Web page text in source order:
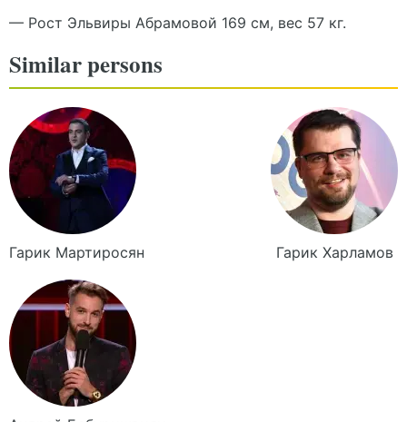
— Рост Эльвиры Абрамовой 169 см, вес 57 кг.
Similar persons
Гарик Мартиросян Гарик Харламов